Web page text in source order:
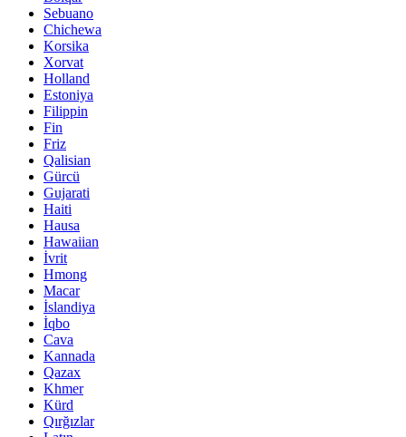
Sebuano
Chichewa
Korsika
Xorvat
Holland
Estoniya
Filippin
Fin
Friz
Qalisian
Gürcü
Gujarati
Haiti
Hausa
Hawaiian
İvrit
Hmong
Macar
İslandiya
İqbo
Cava
Kannada
Qazax
Khmer
Kürd
Qırğızlar